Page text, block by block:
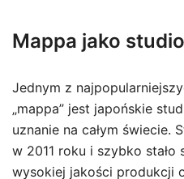
Mappa jako
Jednym z
„mappa” jest japońskie
uznanie na całym świecie.
w 2011 roku i szybko stało
wysokiej jakości produkcji